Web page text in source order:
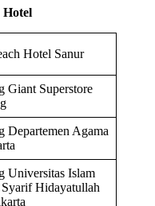
Hotel
Hotel Sanur
Giant Superstore
Departemen Agama
Universitas Islam
Hidayatullah